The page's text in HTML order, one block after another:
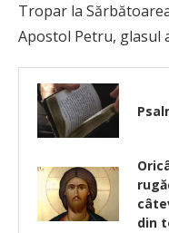
Tropar la
Apostol Petru, glasul
din